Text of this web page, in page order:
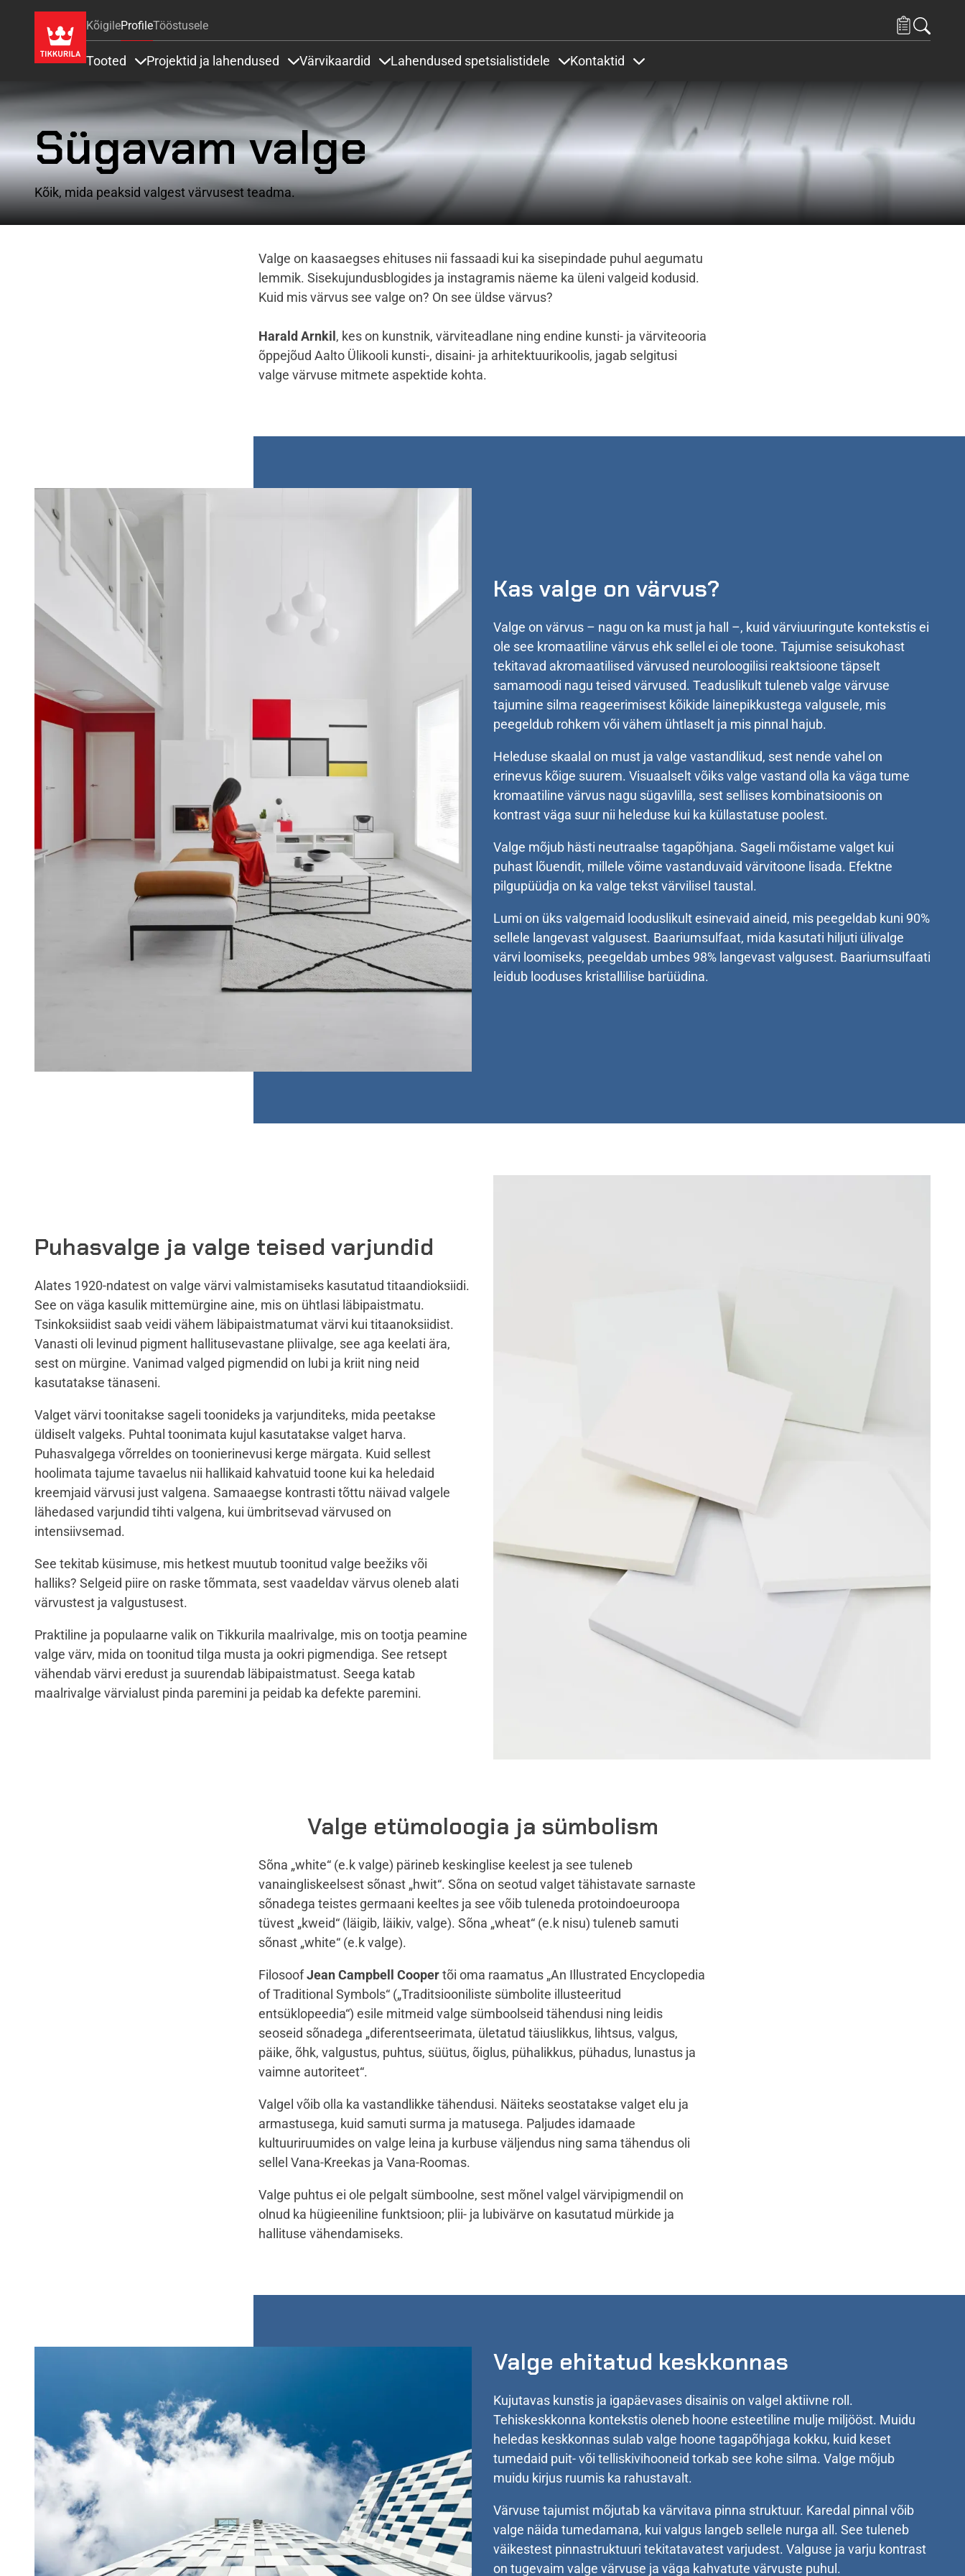
KõigileProfileTööstusele
Tooted Projektid ja lahendused Värvikaardid Lahendused spetsialistidele Kontaktid
Sügavam valge
Kõik, mida peaksid valgest värvusest teadma.
Valge on kaasaegses ehituses nii fassaadi kui ka sisepindade puhul aegumatu
lemmik. Sisekujundusblogides ja instagramis näeme ka üleni valgeid kodusid.
Kuid mis värvus see valge on? On see üldse värvus?
Harald Arnkil , kes on kunstnik, värviteadlane ning endine kunsti- ja värviteooria
õppejõud Aalto Ülikooli kunsti-, disaini- ja arhitektuurikoolis, jagab selgitusi
valge värvuse mitmete aspektide kohta.
Kas valge on värvus?
Valge on värvus – nagu on ka must ja hall –, kuid värviuuringute kontekstis ei
ole see kromaatiline värvus ehk sellel ei ole toone. Tajumise seisukohast
tekitavad akromaatilised värvused neuroloogilisi reaktsioone täpselt
samamoodi nagu teised värvused. Teaduslikult tuleneb valge värvuse
tajumine silma reageerimisest kõikide lainepikkustega valgusele, mis
peegeldub rohkem või vähem ühtlaselt ja mis pinnal hajub.
Heleduse skaalal on must ja valge vastandlikud, sest nende vahel on
erinevus kõige suurem. Visuaalselt võiks valge vastand olla ka väga tume
kromaatiline värvus nagu sügavlilla, sest sellises kombinatsioonis on
kontrast väga suur nii heleduse kui ka küllastatuse poolest.
Valge mõjub hästi neutraalse tagapõhjana. Sageli mõistame valget kui
puhast lõuendit, millele võime vastanduvaid värvitoone lisada. Efektne
pilgupüüdja on ka valge tekst värvilisel taustal.
Lumi on üks valgemaid looduslikult esinevaid aineid, mis peegeldab kuni 90%
sellele langevast valgusest. Baariumsulfaat, mida kasutati hiljuti ülivalge
värvi loomiseks, peegeldab umbes 98% langevast valgusest. Baariumsulfaati
leidub looduses kristallilise barüüdina.
Puhasvalge ja valge teised varjundid
Alates 1920-ndatest on valge värvi valmistamiseks kasutatud titaandioksiidi.
See on väga kasulik mittemürgine aine, mis on ühtlasi läbipaistmatu.
Tsinkoksiidist saab veidi vähem läbipaistmatumat värvi kui titaanoksiidist.
Vanasti oli levinud pigment hallitusevastane pliivalge, see aga keelati ära,
sest on mürgine. Vanimad valged pigmendid on lubi ja kriit ning neid
kasutatakse tänaseni.
Valget värvi toonitakse sageli toonideks ja varjunditeks, mida peetakse
üldiselt valgeks. Puhtal toonimata kujul kasutatakse valget harva.
Puhasvalgega võrreldes on toonierinevusi kerge märgata. Kuid sellest
hoolimata tajume tavaelus nii hallikaid kahvatuid toone kui ka heledaid
kreemjaid värvusi just valgena. Samaaegse kontrasti tõttu näivad valgele
lähedased varjundid tihti valgena, kui ümbritsevad värvused on
intensiivsemad.
See tekitab küsimuse, mis hetkest muutub toonitud valge beežiks või
halliks? Selgeid piire on raske tõmmata, sest vaadeldav värvus oleneb alati
värvustest ja valgustusest.
Praktiline ja populaarne valik on Tikkurila maalrivalge, mis on tootja peamine
valge värv, mida on toonitud tilga musta ja ookri pigmendiga. See retsept
vähendab värvi eredust ja suurendab läbipaistmatust. Seega katab
maalrivalge värvialust pinda paremini ja peidab ka defekte paremini.
Valge etümoloogia ja sümbolism
Sõna „white“ (e.k valge) pärineb keskinglise keelest ja see tuleneb
vanaingliskeelsest sõnast „hwit“. Sõna on seotud valget tähistavate sarnaste
sõnadega teistes germaani keeltes ja see võib tuleneda protoindoeuroopa
tüvest „kweid“ (läigib, läikiv, valge). Sõna „wheat“ (e.k nisu) tuleneb samuti
sõnast „white“ (e.k valge).
FilosoofJean Campbell Coopertõi oma raamatus „An Illustrated Encyclopedia
of Traditional Symbols“ („Traditsiooniliste sümbolite illusteeritud
entsüklopeedia“) esile mitmeid valge sümboolseid tähendusi ning leidis
seoseid sõnadega „diferentseerimata, ületatud täiuslikkus, lihtsus, valgus,
päike, õhk, valgustus, puhtus, süütus, õiglus, pühalikkus, pühadus, lunastus ja
vaimne autoriteet“.
Valgel võib olla ka vastandlikke tähendusi. Näiteks seostatakse valget elu ja
armastusega, kuid samuti surma ja matusega. Paljudes idamaade
kultuuriruumides on valge leina ja kurbuse väljendus ning sama tähendus oli
sellel Vana-Kreekas ja Vana-Roomas.
Valge puhtus ei ole pelgalt sümboolne, sest mõnel valgel värvipigmendil on
olnud ka hügieeniline funktsioon; plii- ja lubivärve on kasutatud mürkide ja
hallituse vähendamiseks.
Valge ehitatud keskkonnas
Kujutavas kunstis ja igapäevases disainis on valgel aktiivne roll.
Tehiskeskkonna kontekstis oleneb hoone esteetiline mulje miljööst. Muidu
heledas keskkonnas sulab valge hoone tagapõhjaga kokku, kuid keset
tumedaid puit- või telliskivihooneid torkab see kohe silma. Valge mõjub
muidu kirjus ruumis ka rahustavalt.
Värvuse tajumist mõjutab ka värvitava pinna struktuur. Karedal pinnal võib
valge näida tumedamana, kui valgus langeb sellele nurga all. See tuleneb
väikestest pinnastruktuuri tekitatavatest varjudest. Valguse ja varju kontrast
on tugevaim valge värvuse ja väga kahvatute värvuste puhul.